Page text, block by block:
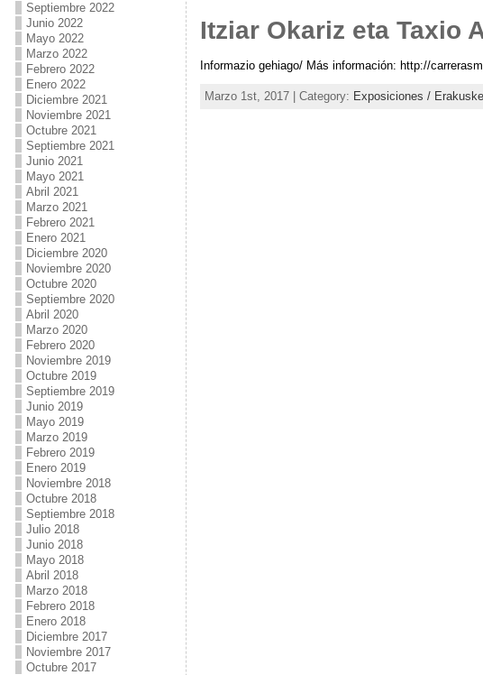
Septiembre 2022
Junio 2022
Mayo 2022
Marzo 2022
Febrero 2022
Enero 2022
Diciembre 2021
Noviembre 2021
Octubre 2021
Septiembre 2021
Junio 2021
Mayo 2021
Abril 2021
Marzo 2021
Febrero 2021
Enero 2021
Diciembre 2020
Noviembre 2020
Octubre 2020
Septiembre 2020
Abril 2020
Marzo 2020
Febrero 2020
Noviembre 2019
Octubre 2019
Septiembre 2019
Junio 2019
Mayo 2019
Marzo 2019
Febrero 2019
Enero 2019
Noviembre 2018
Octubre 2018
Septiembre 2018
Julio 2018
Junio 2018
Mayo 2018
Abril 2018
Marzo 2018
Febrero 2018
Enero 2018
Diciembre 2017
Noviembre 2017
Octubre 2017
Itziar Okariz eta Taxio
Informazio gehiago/ Más información: http://
Marzo 1st, 2017 | Category: Exposiciones /